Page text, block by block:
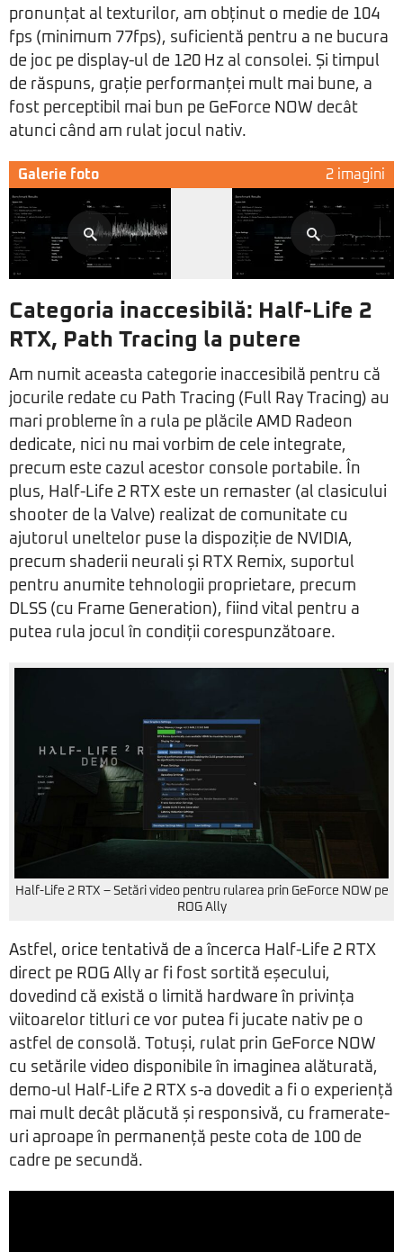
pronunțat al texturilor, am obținut o medie de 104
fps (minimum 77fps), suficientă pentru a ne bucura
de joc pe display-ul de 120 Hz al consolei. Și timpul
de răspuns, grație performanței mult mai bune, a
fost perceptibil mai bun pe GeForce NOW decât
atunci când am rulat jocul nativ.
Galerie foto 2 imagini
Categoria inaccesibilă: Half-Life 2
RTX, Path Tracing la putere
Am numit aceasta categorie inaccesibilă pentru că
jocurile redate cu Path Tracing (Full Ray Tracing) au
mari probleme în a rula pe plăcile AMD Radeon
dedicate, nici nu mai vorbim de cele integrate,
precum este cazul acestor console portabile. În
plus, Half-Life 2 RTX este un remaster (al clasicului
shooter de la Valve) realizat de comunitate cu
ajutorul uneltelor puse la dispoziție de NVIDIA,
precum shaderii neurali și RTX Remix, suportul
pentru anumite tehnologii proprietare, precum
DLSS (cu Frame Generation), fiind vital pentru a
putea rula jocul în condiții corespunzătoare.
Half-Life 2 RTX – Setări video pentru rularea prin GeForce NOW pe
ROG Ally
Astfel, orice tentativă de a încerca Half-Life 2 RTX
direct pe ROG Ally ar fi fost sortită eșecului,
dovedind că există o limită hardware în privința
viitoarelor titluri ce vor putea fi jucate nativ pe o
astfel de consolă. Totuși, rulat prin GeForce NOW
cu setările video disponibile în imaginea alăturată,
demo-ul Half-Life 2 RTX s-a dovedit a fi o experiență
mai mult decât plăcută și responsivă, cu framerate-
uri aproape în permanență peste cota de 100 de
cadre pe secundă.